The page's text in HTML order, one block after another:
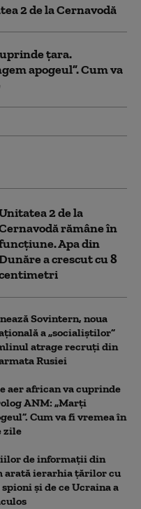
2 de la Cernavodă
țara.
apogeul”. Cum va
2 de la
rămâne în
Apa din
a crescut cu 8
Sovintern, noua
a „socialiștilor”
atrage recruți din
Rusiei
aer african va cuprinde
ANM: „Marți
Cum va fi vremea în
zile
de informații din
arată ierarhia țărilor cu
și de ce Ucraina a